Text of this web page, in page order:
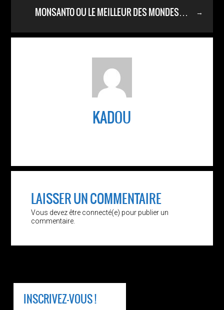
PARTIE) : →
MONSANTO OU LE MEILLEUR DES MONDES…
KADOU
LAISSER UN COMMENTAIRE
Vous devez être connecté(e) pour publier un
commentaire.
INSCRIVEZ-VOUS !